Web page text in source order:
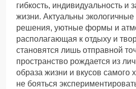
гибкость, индивидуальность и
жизни. Актуальны
решения, уютные формы и
располагающая к отдыху и
становятся лишь отправной
пространство рождается из
образа жизни и вкусов самого
не бояться